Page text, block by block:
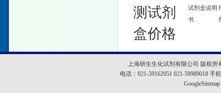
测试剂
盒价格
试剂盒说明
书
上海研生生化试剂有限公司 版权所
电话：021-59162051 021-59989018
GoogleSitemap